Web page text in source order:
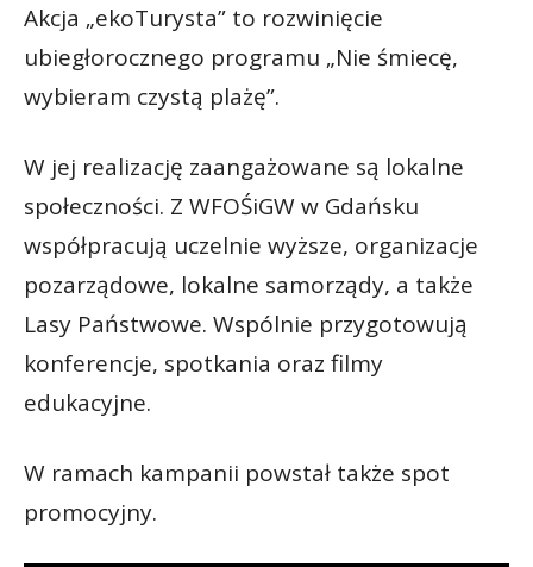
Akcja „ekoTurysta” to rozwinięcie
ubiegłorocznego programu „Nie śmiecę,
wybieram czystą plażę”.
W jej realizację zaangażowane są lokalne
społeczności. Z WFOŚiGW w Gdańsku
współpracują uczelnie wyższe, organizacje
pozarządowe, lokalne samorządy, a także
Lasy Państwowe. Wspólnie przygotowują
konferencje, spotkania oraz filmy
edukacyjne.
W ramach kampanii powstał także spot
promocyjny.